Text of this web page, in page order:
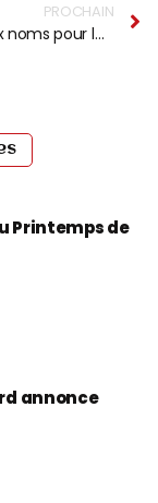
PROCHAIN
10 nouveaux noms pour le festival La Nuit de l’Erdre : Mika, Philippe Katerine, Adé, Kungs…
Printemps de
annonce